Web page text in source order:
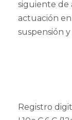
siguiente de
actuación
suspensión y
Registro